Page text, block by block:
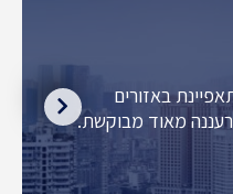
באזורים
מאוד מבוקשת.